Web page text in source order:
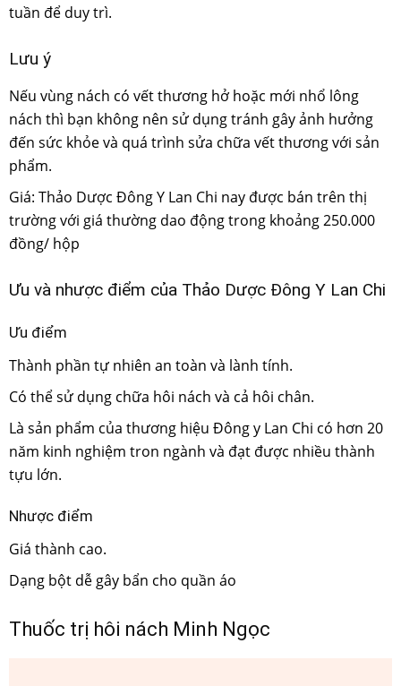
tuần để duy trì.
Lưu ý
Nếu vùng nách có vết thương hở hoặc mới nhổ lông
nách thì bạn không nên sử dụng tránh gây ảnh hưởng
đến sức khỏe và quá trình sửa chữa vết thương với sản
phẩm.
Giá: Thảo Dược Đông Y Lan Chi nay được bán trên thị
trường với giá thường dao động trong khoảng 250.000
đồng/ hộp
Ưu và nhược điểm của Thảo Dược Đông Y Lan Chi
Ưu điểm
Thành phần tự nhiên an toàn và lành tính.
Có thể sử dụng chữa hôi nách và cả hôi chân.
Là sản phẩm của thương hiệu Đông y Lan Chi có hơn 20
năm kinh nghiệm tron ngành và đạt được nhiều thành
tựu lớn.
Nhược điểm
Giá thành cao.
Dạng bột dễ gây bẩn cho quần áo
Thuốc trị hôi nách Minh Ngọc